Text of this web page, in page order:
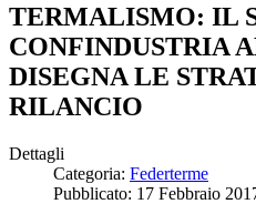
TERMALISMO: IL
CONFINDUSTRIA
DISEGNA LE
RILANCIO
Dettagli
Categoria: Federterme
Pubblicato: 17 Febbraio